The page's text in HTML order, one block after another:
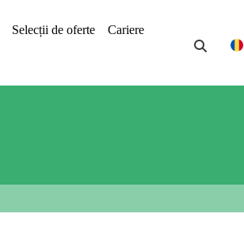
Selecții de oferte Cariere